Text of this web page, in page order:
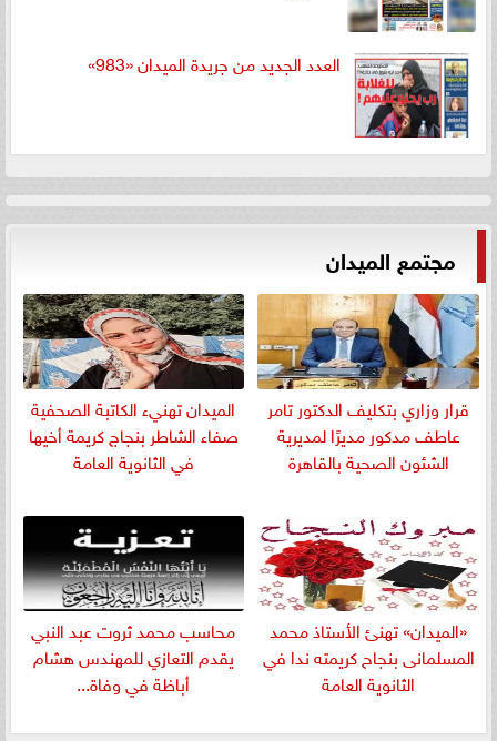
العدد الجديد من جريدة الميدان «983»
مجتمع الميدان
قرار وزاري بتكليف الدكتور تامر
عاطف مدكور مديرًا لمديرية
الشئون الصحية بالقاهرة
الميدان تهنيء الكاتبة الصحفية
صفاء الشاطر بنجاج كريمة أخيها
في الثانوية العامة
«الميدان» تهنئ الأستاذ محمد
المسلمانى بنجاح كريمته ندا في
الثانوية العامة
​محاسب محمد ثروت عبد النبي
يقدم التعازي للمهندس هشام
أباظة في وفاة...